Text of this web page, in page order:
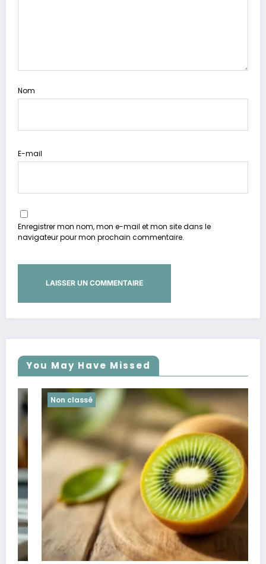
Nom
E-mail
Enregistrer mon nom, mon e-mail et mon site dans le
navigateur pour mon prochain commentaire.
You May Have Missed
Non classé